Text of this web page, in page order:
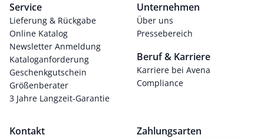
Service
Lieferung & Rückgabe
Online Katalog
Newsletter Anmeldung
Kataloganforderung
Geschenkgutschein
Größenberater
3 Jahre Langzeit-Garantie
Unternehmen
Über uns
Pressebereich
Beruf & Karriere
Karriere bei Avena
Compliance
Kontakt Zahlungsarten